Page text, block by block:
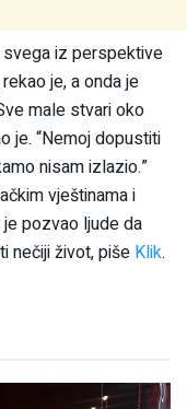
iz perspektive
je, a onda je
male stvari oko
je. “Nemoj dopustiti
nisam izlazio.”
vještinama i
pozvao ljude da
nečiji život, piše Klik.